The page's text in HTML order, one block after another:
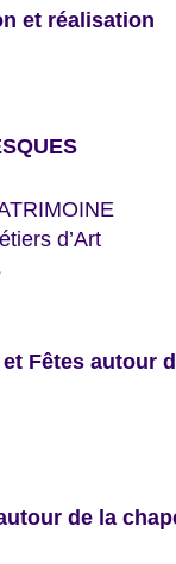
et réalisation
d’Art
Fêtes autour
de la